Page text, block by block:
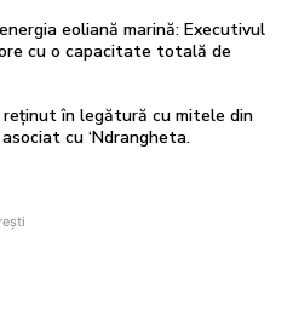
eoliană marină: Executivul
cu o capacitate totală de
reținut în legătură cu mitele din
cu ‘Ndrangheta.